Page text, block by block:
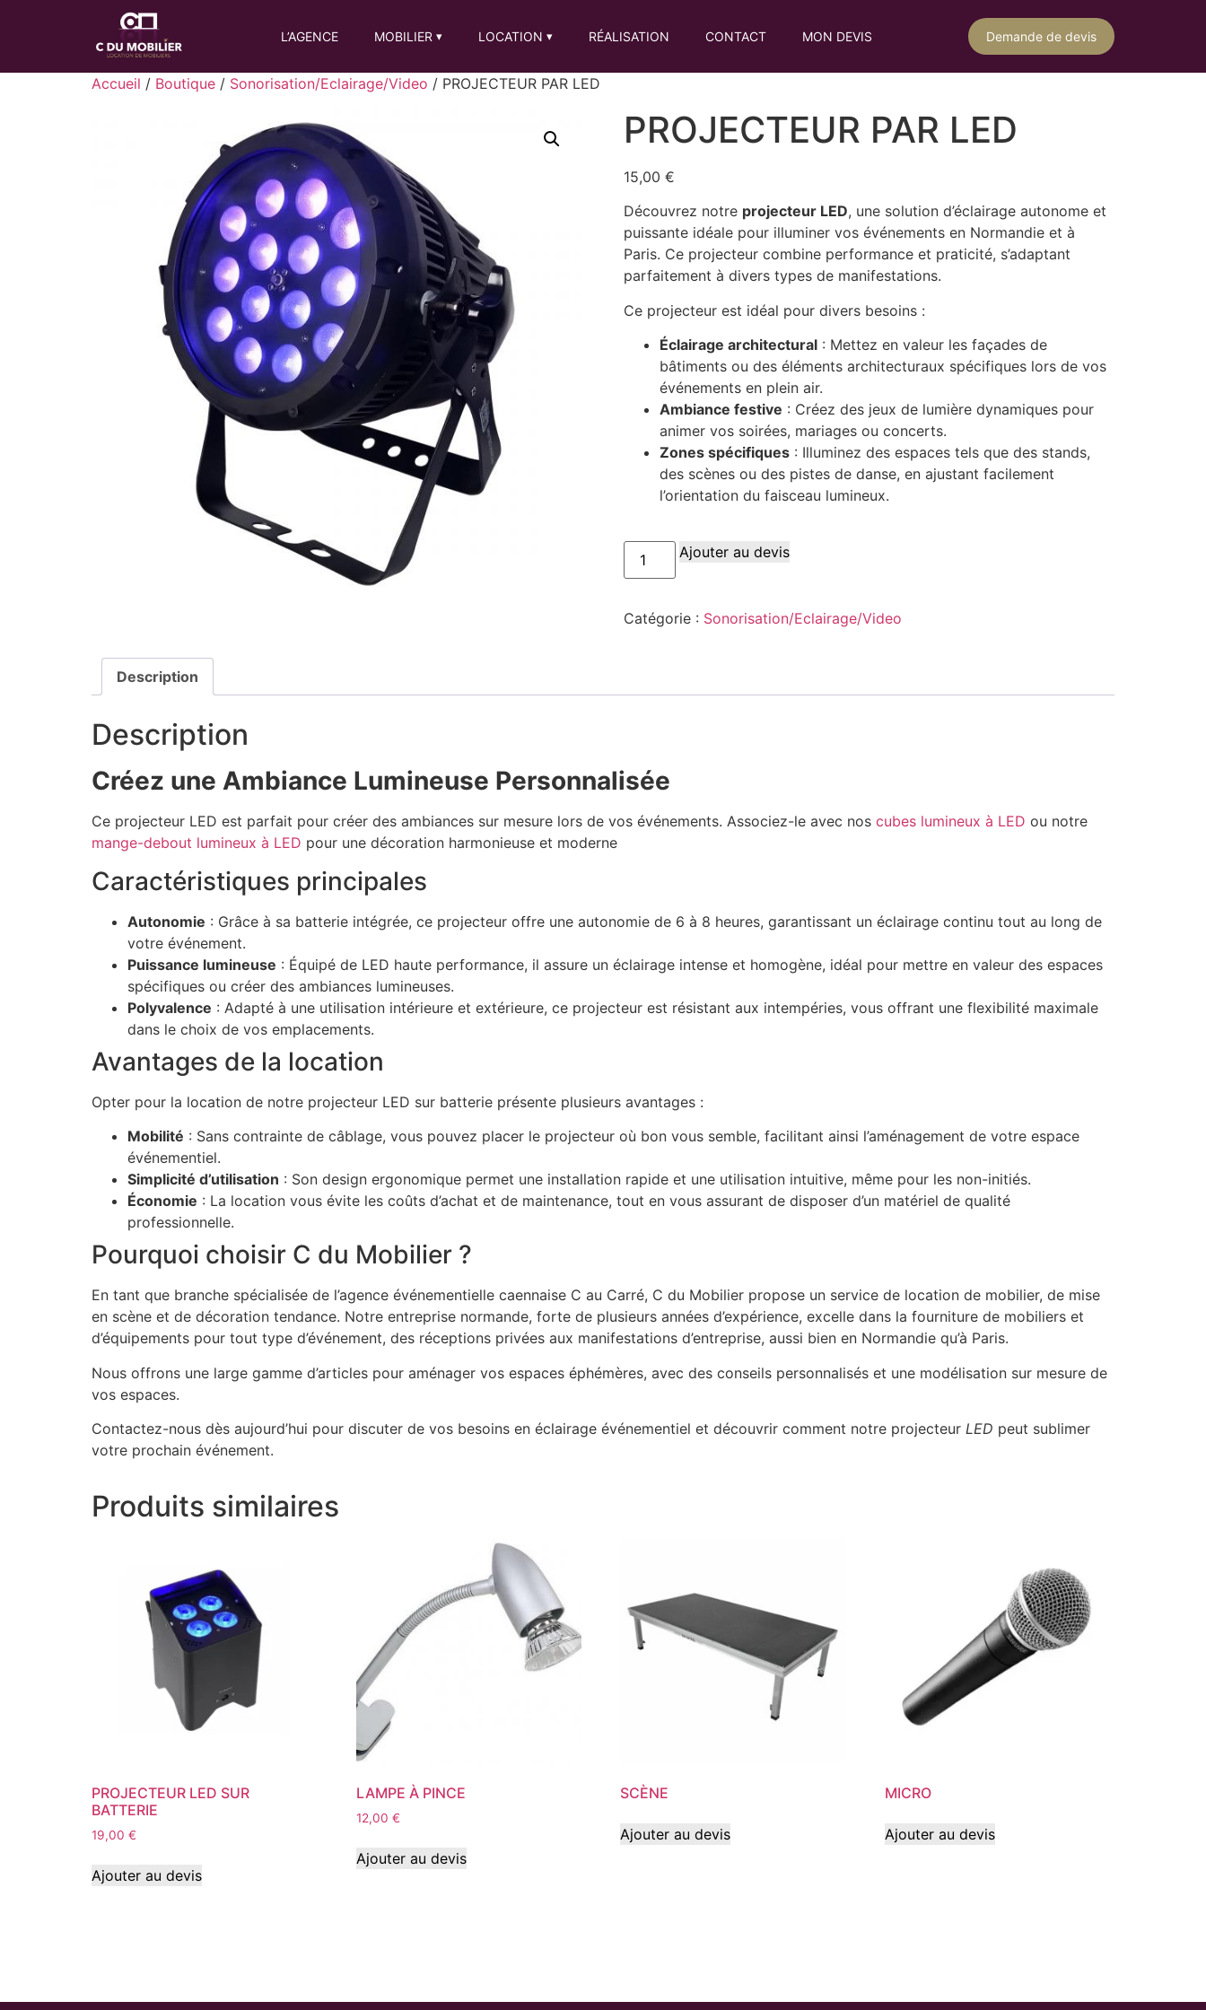
L’AGENCE MOBILIER ▾ LOCATION ▾ RÉALISATION CONTACT MON DEVIS Demande de devis
Accueil / Boutique / Sonorisation/Eclairage/Video / PROJECTEUR PAR LED
PROJECTEUR PAR LED
15,00 €
Découvrez notre projecteur LED, une solution d’éclairage autonome et
puissante idéale pour illuminer vos événements en Normandie et à
Paris. Ce projecteur combine performance et praticité, s’adaptant
parfaitement à divers types de manifestations.
Ce projecteur est idéal pour divers besoins :
Éclairage architectural: Mettez en valeur les façades de
bâtiments ou des éléments architecturaux spécifiques lors de vos
événements en plein air.
Ambiance festive : Créez des jeux de lumière dynamiques pour
animer vos soirées, mariages ou concerts.
Zones spécifiques: Illuminez des espaces tels que des stands,
des scènes ou des pistes de danse, en ajustant facilement
l’orientation du faisceau lumineux.
Ajouter au devis
Catégorie : Sonorisation/Eclairage/Video
Description
Description
Créez une Ambiance Lumineuse Personnalisée
Ce projecteur LED est parfait pour créer des ambiances sur mesure lors de vos événements. Associez-le avec nos cubes lumineux à LED ou notre
mange-debout lumineux à LED pour une décoration harmonieuse et moderne
Caractéristiques principales
Autonomie : Grâce à sa batterie intégrée, ce projecteur offre une autonomie de 6 à 8 heures, garantissant un éclairage continu tout au long de
votre événement.
Puissance lumineuse : Équipé de LED haute performance, il assure un éclairage intense et homogène, idéal pour mettre en valeur des espaces
spécifiques ou créer des ambiances lumineuses.
Polyvalence : Adapté à une utilisation intérieure et extérieure, ce projecteur est résistant aux intempéries, vous offrant une flexibilité maximale
dans le choix de vos emplacements.
Avantages de la location
Opter pour la location de notre projecteur LED sur batterie présente plusieurs avantages :
Mobilité : Sans contrainte de câblage, vous pouvez placer le projecteur où bon vous semble, facilitant ainsi l’aménagement de votre espace
événementiel.
Simplicité d’utilisation : Son design ergonomique permet une installation rapide et une utilisation intuitive, même pour les non-initiés.
Économie : La location vous évite les coûts d’achat et de maintenance, tout en vous assurant de disposer d’un matériel de qualité
professionnelle.
Pourquoi choisir C du Mobilier ?
En tant que branche spécialisée de l’agence événementielle caennaise C au Carré, C du Mobilier propose un service de location de mobilier, de mise
en scène et de décoration tendance. Notre entreprise normande, forte de plusieurs années d’expérience, excelle dans la fourniture de mobiliers et
d’équipements pour tout type d’événement, des réceptions privées aux manifestations d’entreprise, aussi bien en Normandie qu’à Paris.
Nous offrons une large gamme d’articles pour aménager vos espaces éphémères, avec des conseils personnalisés et une modélisation sur mesure de
vos espaces.
Contactez-nous dès aujourd’hui pour discuter de vos besoins en éclairage événementiel et découvrir comment notre projecteur LED peut sublimer
votre prochain événement.
Produits similaires
PROJECTEUR LED SUR
BATTERIE
19,00 €
Ajouter au devis
LAMPE À PINCE
12,00 €
Ajouter au devis
SCÈNE
Ajouter au devis
MICRO
Ajouter au devis